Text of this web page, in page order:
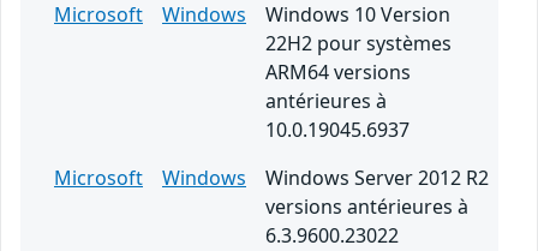
Microsoft
Windows
Windows 10 Version
22H2 pour systèmes
ARM64 versions
antérieures à
10.0.19045.6937
Microsoft
Windows
Windows Server 2012 R2
versions antérieures à
6.3.9600.23022